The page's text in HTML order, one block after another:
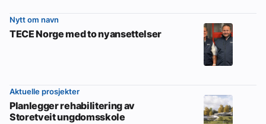
Nytt om navn
TECE Norge med to nyansettelser
Aktuelle prosjekter
Planlegger rehabilitering av
Storetveit ungdomsskole